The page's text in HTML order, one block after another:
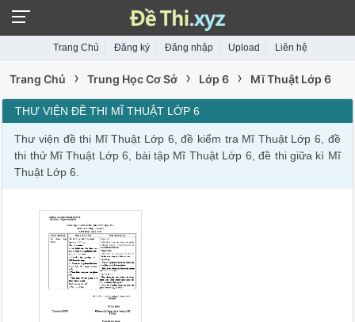
Trang Chủ Đăng ký Đăng nhập Upload Liên hệ
Trang Chủ › Trung Học Cơ Sở › Lớp 6 › Mĩ Thuật Lớp 6
THƯ VIỆN ĐỀ THI MĨ THUẬT LỚP 6
Thư viện đề thi Mĩ Thuật Lớp 6, đề kiểm tra Mĩ Thuật Lớp 6, đề
thi thử Mĩ Thuật Lớp 6, bài tập Mĩ Thuật Lớp 6, đề thi giữa kì Mĩ
Thuật Lớp 6.